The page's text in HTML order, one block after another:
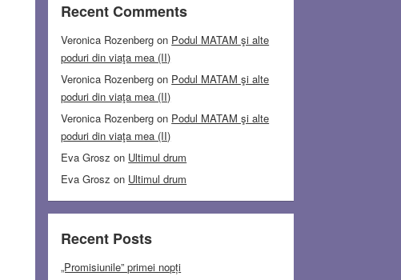
Recent Comments
Veronica Rozenberg on Podul MATAM şi alte
poduri din viaţa mea (II)
Veronica Rozenberg on Podul MATAM şi alte
poduri din viaţa mea (II)
Veronica Rozenberg on Podul MATAM şi alte
poduri din viaţa mea (II)
Eva Grosz on Ultimul drum
Eva Grosz on Ultimul drum
Recent Posts
„Promisiunile” primei nopți